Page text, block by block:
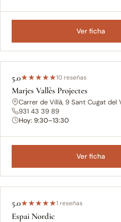
Ver ficha
5.0★★★★★10 reseñas
Marjes Vallès Projectes
Carrer de Villà, 9 Sant Cugat del
931 43 39 89
Hoy: 9:30–13:30
Ver ficha
5.0★★★★★1 reseñas
Espai Nordic